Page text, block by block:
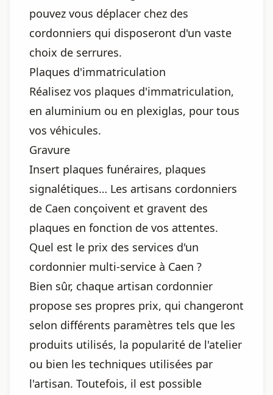
pouvez vous déplacer chez des
cordonniers qui disposeront d'un vaste
choix de serrures.
Plaques d'immatriculation
Réalisez vos plaques d'immatriculation,
en aluminium ou en plexiglas, pour tous
vos véhicules.
Gravure
Insert plaques funéraires, plaques
signalétiques… Les artisans cordonniers
de Caen conçoivent et gravent des
plaques en fonction de vos attentes.
Quel est le prix des services d'un
cordonnier multi-service à Caen ?
Bien sûr, chaque artisan cordonnier
propose ses propres prix, qui changeront
selon différents paramètres tels que les
produits utilisés, la popularité de l'atelier
ou bien les techniques utilisées par
l'artisan. Toutefois, il est possible